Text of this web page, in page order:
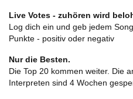
Live Votes - zuhören wird
Log dich ein und geb jedem
Punkte - positiv oder negativ
Nur die Besten.
Die Top 20 kommen weiter. Die
Interpreten sind 4 Wochen